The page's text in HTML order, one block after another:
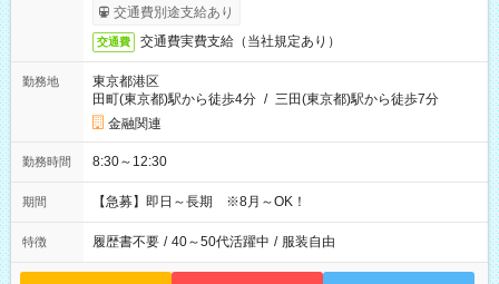
交通費別途支給あり
交通費 交通費実費支給（当社規定あり）
勤務地
東京都港区
田町(東京都)駅から徒歩4分 / 三田(東京都)駅から徒歩7分
金融関連
勤務時間 8:30～12:30
期間 【急募】即日～長期 ※8月～OK！
特徴 履歴書不要 / 40～50代活躍中 / 服装自由